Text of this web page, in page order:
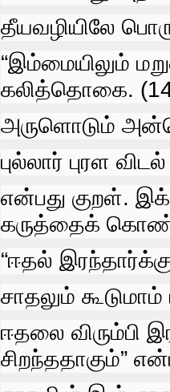
தீயவழியிலே
“இம்மையிலும்‌
கலித்தொகை.
அருளொடும்‌
புல்லார்‌ புரள விடல்‌
என்பது குறள்‌.
கருத்தைக்‌
“ஈதல்‌
சாதலும்‌ கூடுமாம்‌
ஈதலை விரும்பி
சிறந்ததாகும்‌”